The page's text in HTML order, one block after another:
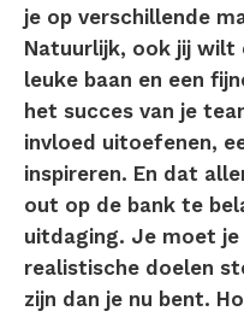
je op verschillende
Natuurlijk, ook jij wilt
leuke baan en een
het succes van je
invloed uitoefenen,
inspireren. En dat
out op de bank te
uitdaging. Je moet
realistische doelen
zijn dan je nu bent.